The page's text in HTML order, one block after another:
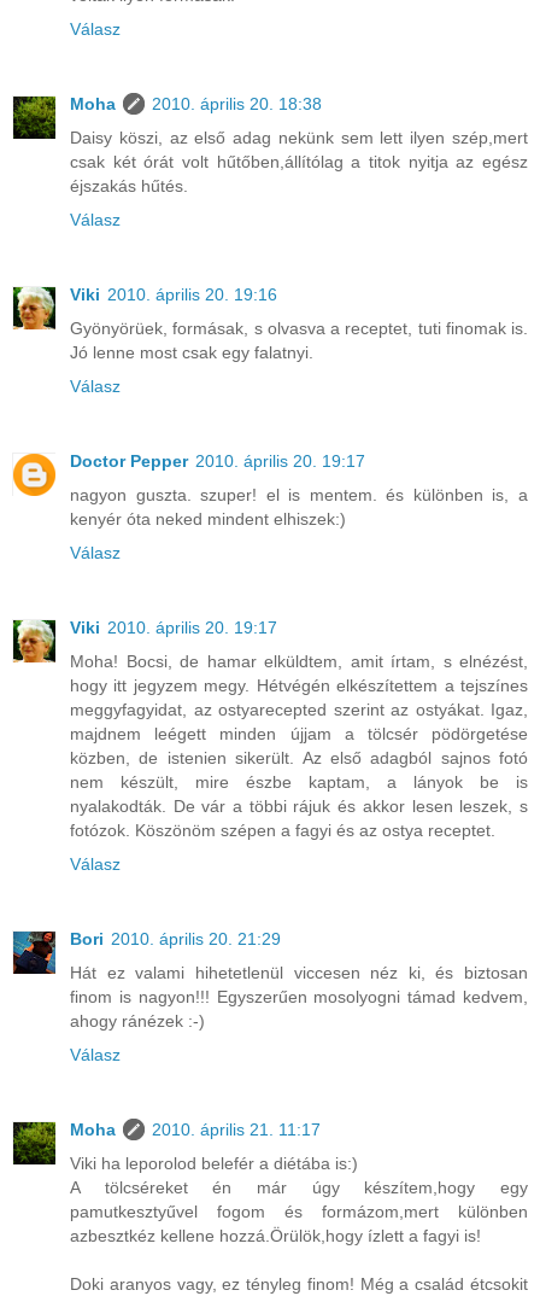
Válasz
Moha
2010. április 20. 18:38
Daisy köszi, az első adag nekünk sem lett ilyen szép,mert
csak két órát volt hűtőben,állítólag a titok nyitja az egész
éjszakás hűtés.
Válasz
Viki 2010. április 20. 19:16
Gyönyörüek, formásak, s olvasva a receptet, tuti finomak is.
Jó lenne most csak egy falatnyi.
Válasz
Doctor Pepper 2010. április 20. 19:17
nagyon guszta. szuper! el is mentem. és különben is, a
kenyér óta neked mindent elhiszek:)
Válasz
Viki 2010. április 20. 19:17
Moha! Bocsi, de hamar elküldtem, amit írtam, s elnézést,
hogy itt jegyzem megy. Hétvégén elkészítettem a tejszínes
meggyfagyidat, az ostyarecepted szerint az ostyákat. Igaz,
majdnem leégett minden újjam a tölcsér pödörgetése
közben, de istenien sikerült. Az első adagból sajnos fotó
nem készült, mire észbe kaptam, a lányok be is
nyalakodták. De vár a többi rájuk és akkor lesen leszek, s
fotózok. Köszönöm szépen a fagyi és az ostya receptet.
Válasz
Bori 2010. április 20. 21:29
Hát ez valami hihetetlenül viccesen néz ki, és biztosan
finom is nagyon!!! Egyszerűen mosolyogni támad kedvem,
ahogy ránézek :-)
Válasz
Moha
2010. április 21. 11:17
Viki ha leporolod belefér a diétába is:)
A tölcséreket én már úgy készítem,hogy egy
pamutkesztyűvel fogom és formázom,mert különben
azbesztkéz kellene hozzá.Örülök,hogy ízlett a fagyi is!
Doki aranyos vagy, ez tényleg finom! Még a család étcsokit